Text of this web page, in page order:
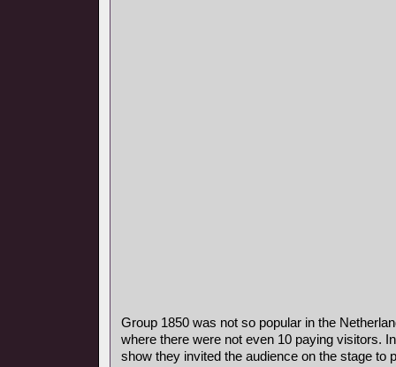
Group 1850 was not so popular in the
where there were not even 10 paying visitors.
show they invited the audience on the stage to